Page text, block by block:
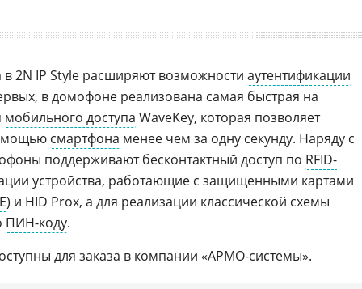
в 2N IP Style расширяют возможности аутентификации
в домофоне реализована самая быстрая на
мобильного доступа WaveKey, которая позволяет
смартфона менее чем за одну секунду. Наряду с
поддерживают бесконтактный доступ по RFID-
устройства, работающие с защищенными картами
) и HID Prox, а для реализации классической схемы
ПИН-коду.
для заказа в компании «АРМО-cистемы».